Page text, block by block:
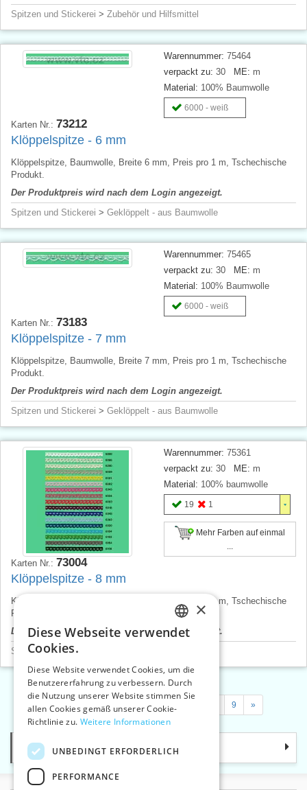
Spitzen und Stickerei > Zubehör und Hilfsmittel
Warennummer: 75464
verpackt zu: 30 ME: m
Material: 100% Baumwolle
6000 - weiß
Karten Nr.: 73212
Klöppelspitze - 6 mm
Klöppelspitze, Baumwolle, Breite 6 mm, Preis pro 1 m, Tschechische
Produkt.
Der Produktpreis wird nach dem Login angezeigt.
Spitzen und Stickerei > Geklöppelt - aus Baumwolle
Warennummer: 75465
verpackt zu: 30 ME: m
Material: 100% Baumwolle
6000 - weiß
Karten Nr.: 73183
Klöppelspitze - 7 mm
Klöppelspitze, Baumwolle, Breite 7 mm, Preis pro 1 m, Tschechische
Produkt.
Der Produktpreis wird nach dem Login angezeigt.
Spitzen und Stickerei > Geklöppelt - aus Baumwolle
Warennummer: 75361
verpackt zu: 30 ME: m
Material: 100% baumwolle
19 1
Mehr Farben auf einmal
Karten Nr.: 73004
Klöppelspitze - 8 mm
Klöppelspitze, Baumwolle, Breite 8 mm, Preis pro 1 m, Tschechische
Produkt.
Der Produktpreis wird nach dem Login angezeigt.
Spitzen und Stickerei
« 3 5 … 9 »
Kategorie
CZECH
ENGLISH
×
Diese Webseite verwendet
Cookies.
Diese Website verwendet Cookies, um die
Benutzererfahrung zu verbessern. Durch
die Nutzung unserer Website stimmen Sie
allen Cookies gemäß unserer Cookie-
Richtlinie zu. Weitere Informationen
UNBEDINGT ERFORDERLICH
PERFORMANCE